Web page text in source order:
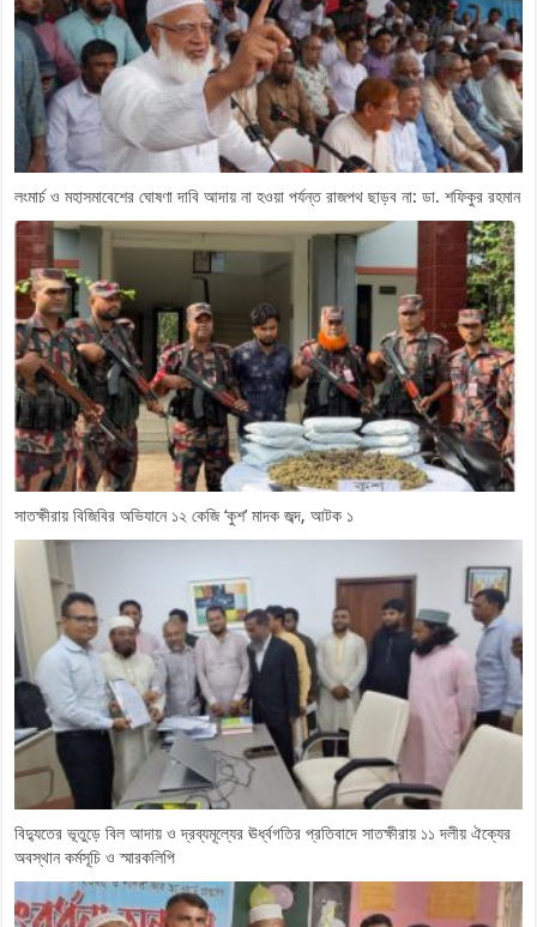
লংমার্চ ও মহাসমাবেশের ঘোষণা দাবি আদায় না হওয়া পর্যন্ত রাজপথ ছাড়ব না: ডা. শফিকুর রহমান
সাতক্ষীরায় বিজিবির অভিযানে ১২ কেজি ‘কুশ’ মাদক জব্দ, আটক ১
বিদ্যুতের ভূতুড়ে বিল আদায় ও দ্রব্যমূল্যের ঊর্ধ্বগতির প্রতিবাদে সাতক্ষীরায় ১১ দলীয় ঐক্যের
অবস্থান কর্মসূচি ও স্মারকলিপি